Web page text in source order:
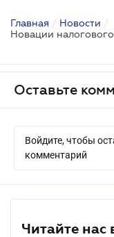
Главная / Новости /
Оставьте
Войдите, чтобы
комментарий
Читайте нас